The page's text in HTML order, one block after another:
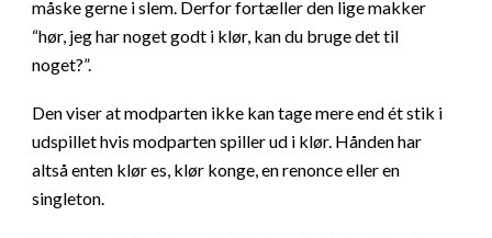
måske gerne i slem. Derfor fortæller den lige makker
“hør, jeg har noget godt i klør, kan du bruge det til
noget?”.
Den viser at modparten ikke kan tage mere end ét stik i
udspillet hvis modparten spiller ud i klør. Hånden har
altså enten klør es, klør konge, en renonce eller en
singleton.